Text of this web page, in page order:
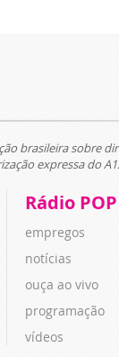
brasileira sobre
expressa do
Rádio POP
empregos
notícias
ouça ao vivo
programação
vídeos